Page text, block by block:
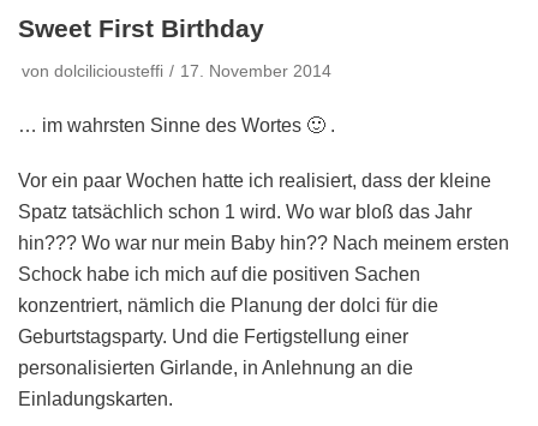
Sweet First Birthday
von dolciliciousteffi 17. November 2014
… im wahrsten Sinne des Wortes 🙂 .
Vor ein paar Wochen hatte ich realisiert, dass der kleine
Spatz tatsächlich schon 1 wird. Wo war bloß das Jahr
hin??? Wo war nur mein Baby hin?? Nach meinem ersten
Schock habe ich mich auf die positiven Sachen
konzentriert, nämlich die Planung der dolci für die
Geburtstagsparty. Und die Fertigstellung einer
personalisierten Girlande, in Anlehnung an die
Einladungskarten.